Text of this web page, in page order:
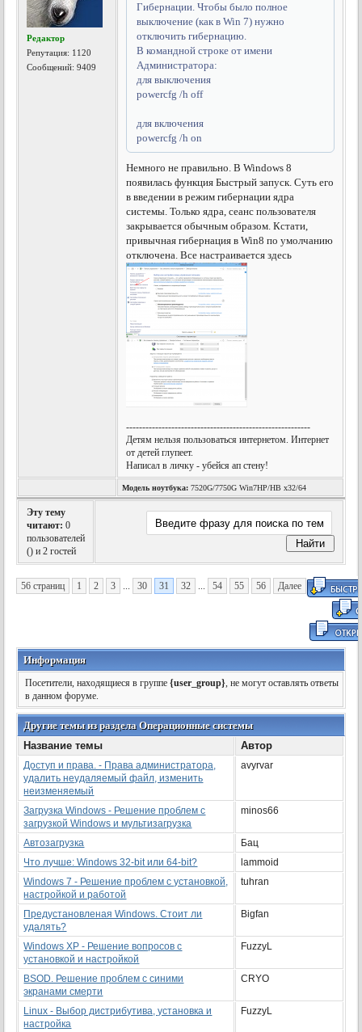
Редактор
Репутация: 1120
Сообщений: 9409
Гибернации. Чтобы было полное
выключение (как в Win 7) нужно
отключить гибернацию.
В командной строке от имени
Администратора:
для выключения
powercfg /h off
для включения
powercfg /h on
Немного не правильно. В Windows 8
появилась функция Быстрый запуск. Суть его
в введении в режим гибернации ядра
системы. Только ядра, сеанс пользователя
закрывается обычным образом. Кстати,
привычная гибернация в Win8 по умолчанию
отключена. Все настраивается здесь
---------------------------------------------------------
Детям нельзя пользоваться интернетом. Интернет
от детей глупеет.
Написал в личку - убейся ап стену!
Модель ноутбука: 7520G/7750G Win7HP/HB x32/64
Эту тему
читают: 0
пользователей
() и 2 гостей
56 страниц 1 2 3 ... 30 31 32 ... 54 55 56 Далее
Информация
Посетители, находящиеся в группе{user_group}, не могут оставлять ответы
в данном форуме.
Другие темы из раздела Операционные системы
Название темы
Автор
Доступ и права. - Права администратора,
удалить неудаляемый файл, изменить
неизменяемый
avyrvar
Загрузка Windows - Решение проблем с
загрузкой Windows и мультизагрузка
minos66
Автозагрузка
Бац
Что лучше: Windows 32-bit или 64-bit?
lammoid
Windows 7 - Решение проблем с установкой,
настройкой и работой
tuhran
Предустановленая Windows. Стоит ли
удалять?
Bigfan
Windows ХР - Решение вопросов с
установкой и настройкой
FuzzyL
BSOD. Решение проблем с синими
экранами смерти
CRYO
Linux - Выбор дистрибутива, установка и
настройка
FuzzyL